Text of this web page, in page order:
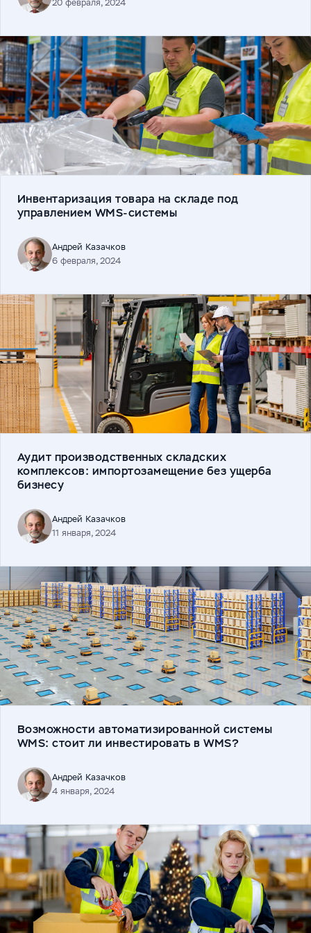
20 февраля, 2024
Инвентаризация товара на складе под
управлением WMS-системы
Андрей Казачков
6 февраля, 2024
Аудит производственных складских
комплексов: импортозамещение без ущерба
бизнесу
Андрей Казачков
11 января, 2024
Возможности автоматизированной системы
WMS: cтоит ли инвестировать в WMS?
Андрей Казачков
4 января, 2024